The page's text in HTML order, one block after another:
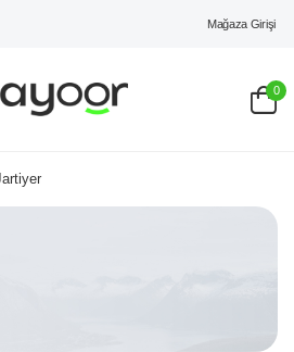
Mağaza Girişi
0